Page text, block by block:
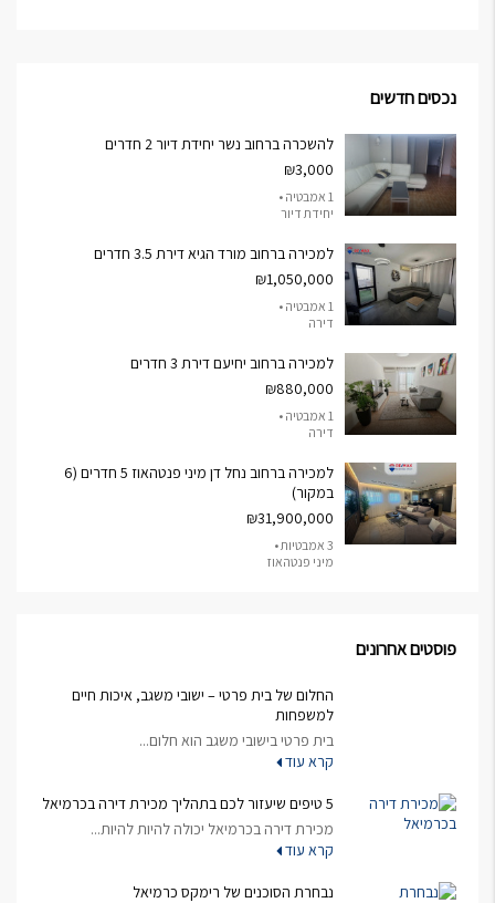
נכסים חדשים
להשכרה ברחוב נשר יחידת דיור 2 חדרים
₪3,000
1 אמבטיה •
יחידת דיור
למכירה ברחוב מורד הגיא דירת 3.5 חדרים
₪1,050,000
1 אמבטיה •
דירה
למכירה ברחוב יחיעם דירת 3 חדרים
₪880,000
1 אמבטיה •
דירה
למכירה ברחוב נחל דן מיני פנטהאוז 5 חדרים (6
במקור)
₪31,900,000
3 אמבטיות •
מיני פנטהאוז
פוסטים אחרונים
החלום של בית פרטי – ישובי משגב, איכות חיים
למשפחות
בית פרטי בישובי משגב הוא חלום...
קרא עוד
5 טיפים שיעזור לכם בתהליך מכירת דירה בכרמיאל
מכירת דירה בכרמיאל יכולה להיות להיות...
קרא עוד
נבחרת הסוכנים של רימקס כרמיאל